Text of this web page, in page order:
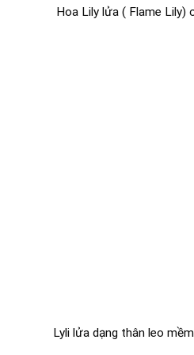
Hoa Lily lửa ( Flame Lily)
Lyli lửa dạng thân leo